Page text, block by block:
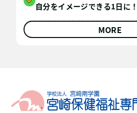
自分をイメージできる1日に！
MORE